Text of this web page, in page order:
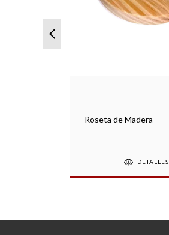
Roseta de Madera
DETALLES